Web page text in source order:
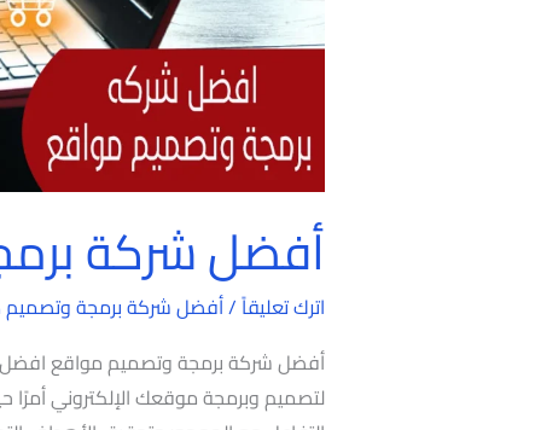
أفضل شركة
اترك تعليقاً/أفضل شركة برمجة وتصميم
أفضل شركة برمجة وتصميم مواقع
لتصميم وبرمجة موقعك الإلكتروني أمرًا